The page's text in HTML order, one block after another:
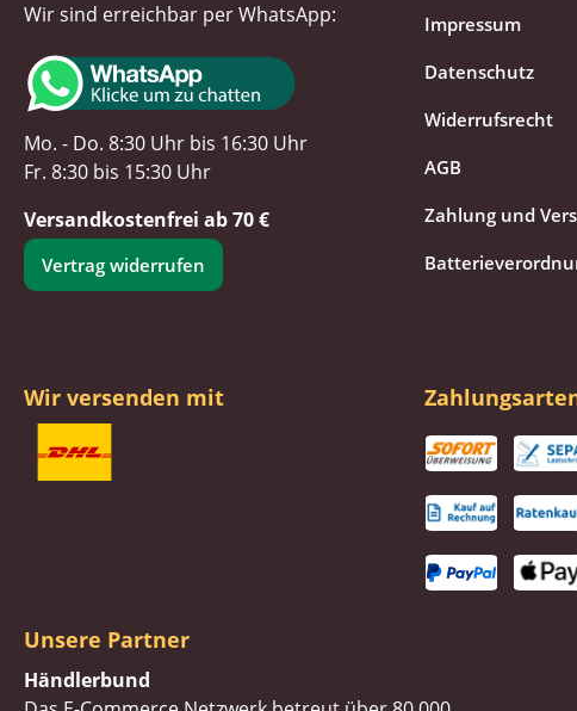
Wir sind erreichbar per WhatsApp:
Mo. - Do. 8:30 Uhr bis 16:30 Uhr
Fr. 8:30 bis 15:30 Uhr
Versandkostenfrei ab 70 €
Vertrag widerrufen
Impressum
Datenschutz
Widerrufsrecht
AGB
Zahlung und
Wir versenden mit
Unsere Partner
Händlerbund